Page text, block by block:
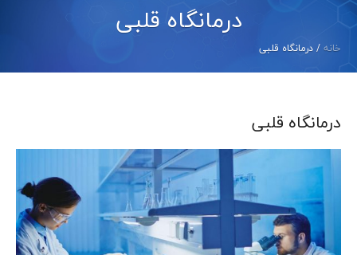
درمانگاه قلبی
خانه/درمانگاه قلبی
درمانگاه قلبی